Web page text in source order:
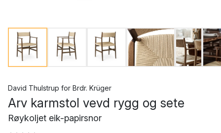
David Thulstrup for Brdr. Krüger
Arv karmstol vevd rygg og sete
Røykoljet eik-papirsnor